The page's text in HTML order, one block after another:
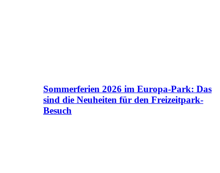
Sommerferien 2026 im Europa-Park: Das
sind die Neuheiten für den Freizeitpark-
Besuch